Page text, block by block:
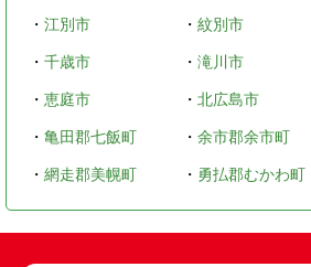
・ 江別市 ・ 紋別市
・ 千歳市 ・ 滝川市
・ 恵庭市 ・ 北広島市
・ 亀田郡七飯町 ・ 余市郡余市町
・ 網走郡美幌町 ・ 勇払郡むかわ町